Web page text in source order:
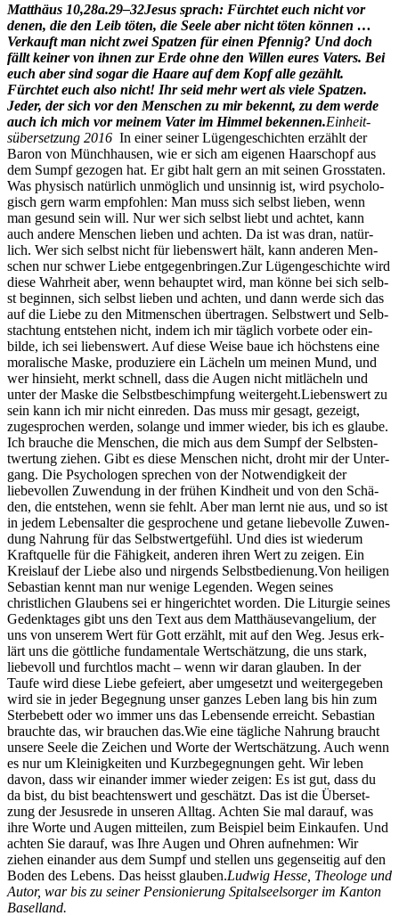
Matthäus 10,28a.29–32Jesus sprach: Fürchtet euch nicht vor
denen, die den Leib töten, die Seele aber nicht töten kön­nen …
Verkauft man nicht zwei Spatzen für einen Pfen­nig? Und doch
fällt kein­er von ihnen zur Erde ohne den Willen eures Vaters. Bei
euch aber sind sog­ar die Haare auf dem Kopf alle gezählt.
Fürchtet euch also nicht! Ihr seid mehr wert als viele Spatzen.
Jed­er, der sich vor den Men­schen zu mir beken­nt, zu dem werde
auch ich mich vor meinem Vater im Him­mel beken­nen.Ein­heit­
süber­set­zung 2016 In ein­er sein­er Lügengeschicht­en erzählt der
Baron von Münch­hausen, wie er sich am eige­nen Haarschopf aus
dem Sumpf gezo­gen hat. Er gibt halt gern an mit seinen Grosstat­en.
Was physisch natür­lich unmöglich und unsin­nig ist, wird psy­chol­o­
gisch gern warm emp­fohlen: Man muss sich selb­st lieben, wenn
man gesund sein will. Nur wer sich selb­st liebt und achtet, kann
auch andere Men­schen lieben und acht­en. Da ist was dran, natür­
lich. Wer sich selb­st nicht für liebenswert hält, kann anderen Men­
schen nur schw­er Liebe ent­ge­gen­brin­gen.Zur Lügengeschichte wird
diese Wahrheit aber, wenn behauptet wird, man könne bei sich selb­
st begin­nen, sich selb­st lieben und acht­en, und dann werde sich das
auf die Liebe zu den Mit­men­schen über­tra­gen. Selb­st­wert und Selb­
stach­tung entste­hen nicht, indem ich mir täglich vor­bete oder ein­
bilde, ich sei liebenswert. Auf diese Weise baue ich höch­stens eine
moralis­che Maske, pro­duziere ein Lächeln um meinen Mund, und
wer hin­sieht, merkt schnell, dass die Augen nicht mitlächeln und
unter der Maske die Selb­st­beschimp­fung weit­erge­ht.Liebenswert zu
sein kann ich mir nicht einre­den. Das muss mir gesagt, gezeigt,
zuge­sprochen wer­den, solange und immer wieder, bis ich es glaube.
Ich brauche die Men­schen, die mich aus dem Sumpf der Selb­sten­
twer­tung ziehen. Gibt es diese Men­schen nicht, dro­ht mir der Unter­
gang. Die Psy­cholo­gen sprechen von der Notwendigkeit der
liebevollen Zuwen­dung in der frühen Kind­heit und von den Schä­
den, die entste­hen, wenn sie fehlt. Aber man lernt nie aus, und so ist
in jedem Leben­salter die gesproch­ene und getane liebevolle Zuwen­
dung Nahrung für das Selb­st­wert­ge­fühl. Und dies ist wiederum
Kraftquelle für die Fähigkeit, anderen ihren Wert zu zeigen. Ein
Kreis­lauf der Liebe also und nir­gends Selb­st­be­di­enung.Von heili­gen
Sebas­t­ian ken­nt man nur wenige Leg­en­den. Wegen seines
christlichen Glaubens sei er hin­gerichtet wor­den. Die Liturgie seines
Gedenk­tages gibt uns den Text aus dem Matthäu­se­van­geli­um, der
uns von unserem Wert für Gott erzählt, mit auf den Weg. Jesus erk­
lärt uns die göt­tliche fun­da­men­tale Wertschätzung, die uns stark,
liebevoll und furcht­los macht – wenn wir daran glauben. In der
Taufe wird diese Liebe gefeiert, aber umge­set­zt und weit­ergegeben
wird sie in jed­er Begeg­nung unser ganzes Leben lang bis hin zum
Ster­be­bett oder wo immer uns das Lebensende erre­icht. Sebas­t­ian
brauchte das, wir brauchen das.Wie eine tägliche Nahrung braucht
unsere Seele die Zeichen und Worte der Wertschätzung. Auch wenn
es nur um Kleinigkeit­en und Kurzbegeg­nun­gen geht. Wir leben
davon, dass wir einan­der immer wieder zeigen: Es ist gut, dass du
da bist, du bist beacht­enswert und geschätzt. Das ist die Über­set­
zung der Jesusrede in unseren All­t­ag. Acht­en Sie mal darauf, was
ihre Worte und Augen mit­teilen, zum Beispiel beim Einkaufen. Und
acht­en Sie darauf, was Ihre Augen und Ohren aufnehmen: Wir
ziehen einan­der aus dem Sumpf und stellen uns gegen­seit­ig auf den
Boden des Lebens. Das heisst glauben.Lud­wig Hesse, The­ologe und
Autor, war bis zu sein­er Pen­sion­ierung Spi­talseel­sorg­er im Kan­ton
Basel­land.